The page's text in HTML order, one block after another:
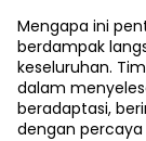
Mengapa ini
berdampak
keseluruhan.
dalam
beradaptasi,
dengan percaya